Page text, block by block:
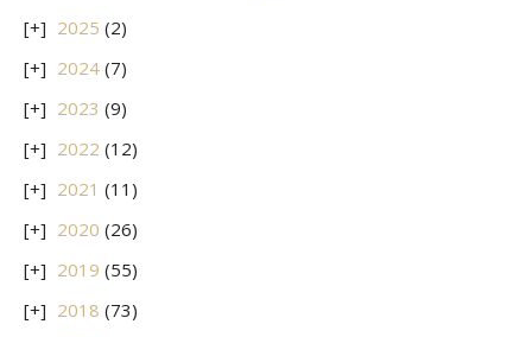
2025 (2)
2024 (7)
2023 (9)
2022 (12)
2021 (11)
2020 (26)
2019 (55)
2018 (73)